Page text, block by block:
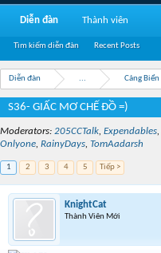
Diễn đàn ... Cảng Biển
S36- GIẤC MƠ CHẾ ĐỒ =)
Moderators: 205CCTalk, Expendables,
Onlyone, RainyDays, TomAadarsh
1 2 3 4 5 Tiếp >
KnightCat
Thành Viên Mới
Diễn đàn
Tìm kiếm diễn đàn Recent Posts
Thành viên